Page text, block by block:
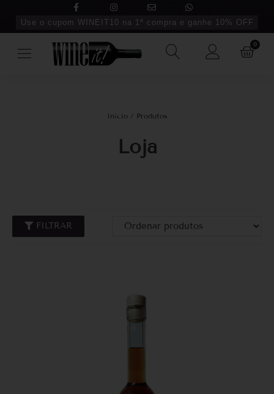
Use o cupom WINEIT10 na 1ª compra e ganhe 10% OFF
0
Início/ Produtos
Loja
FILTRAR